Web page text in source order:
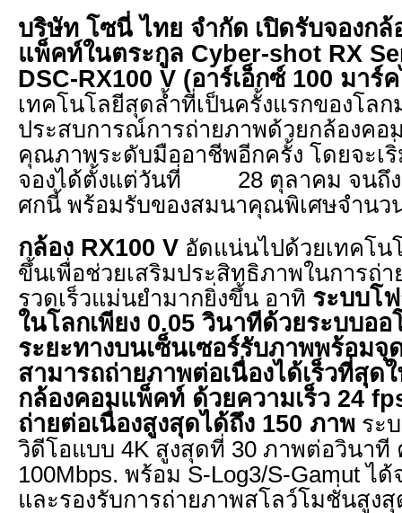
บริษัท โซนี่ ไทย จำกัด เปิดรับจองก
แพ็คท์ในตระกูล Cyber-shot RX
DSC-RX100 V (อาร์เอ็กซ์ 100 มาร์
เทคโนโลยีสุดล้ำที่เป็นครั้งแรกของโล
ประสบการณ์การถ่ายภาพด้วยกล้องคอ
คุณภาพระดับมืออาชีพอีกครั้ง โดยจะเริ่
จองได้ตั้งแต่วันที่ 28 ตุลาคม จนถึง
ศกนี้ พร้อมรับของสมนาคุณพิเศษจำนว
กล้อง RX100 V อัดแน่นไปด้วยเทคโ
ขึ้นเพื่อช่วยเสริมประสิทธิภาพในการถ่
รวดเร็วแม่นยำมากยิ่งขึ้น อาทิ ระบบโ
ในโลกเพียง 0.05 วินาทีด้วยระบบอ
ระยะทางบนเซ็นเซอร์รับภาพพร้อมจุ
สามารถถ่ายภาพต่อเนื่องได้เร็วที่สุด
กล้องคอมแพ็คท์ ด้วยความเร็ว 24
ถ่ายต่อเนื่องสูงสุดได้ถึง 150 ภาพ ระ
วิดีโอแบบ 4K สูงสุดที่ 30 ภาพต่อวินา
100Mbps. พร้อม S-Log3/S-Gamut ไ
และรองรับการถ่ายภาพสโลว์โมชั่นสูงสุ